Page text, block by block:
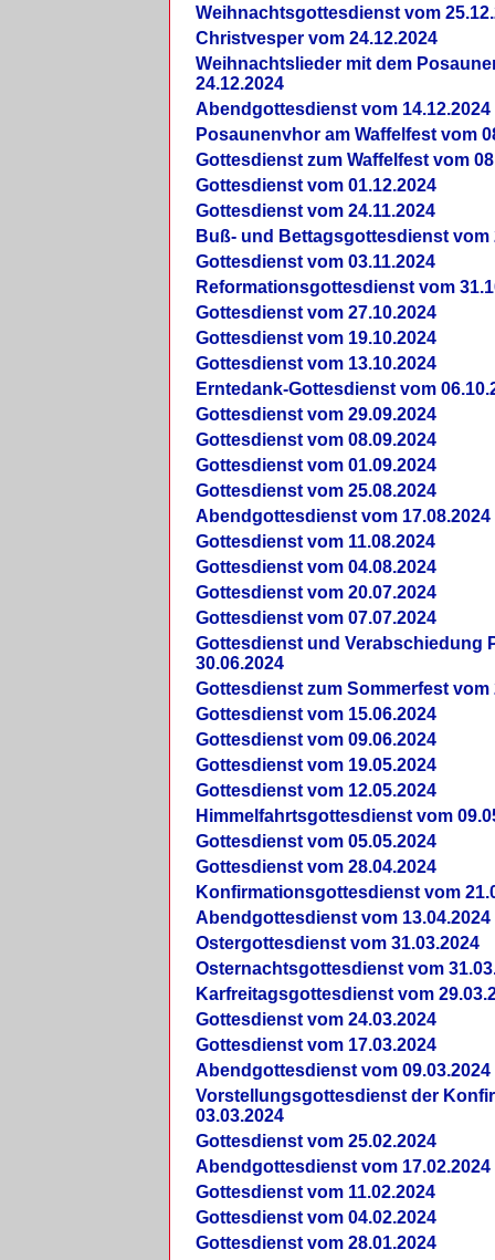
Weihnachtsgottesdienst vom
Christvesper vom 24.12.2024
Weihnachtslieder mit dem
24.12.2024
Abendgottesdienst vom 14.12.2024
Posaunenvhor am Waffelfest vom
Gottesdienst zum Waffelfest vom
Gottesdienst vom 01.12.2024
Gottesdienst vom 24.11.2024
Buß- und Bettagsgottesdienst vom
Gottesdienst vom 03.11.2024
Reformationsgottesdienst vom
Gottesdienst vom 27.10.2024
Gottesdienst vom 19.10.2024
Gottesdienst vom 13.10.2024
Erntedank-Gottesdienst vom
Gottesdienst vom 29.09.2024
Gottesdienst vom 08.09.2024
Gottesdienst vom 01.09.2024
Gottesdienst vom 25.08.2024
Abendgottesdienst vom 17.08.2024
Gottesdienst vom 11.08.2024
Gottesdienst vom 04.08.2024
Gottesdienst vom 20.07.2024
Gottesdienst vom 07.07.2024
Gottesdienst und Verabschiedung
30.06.2024
Gottesdienst zum Sommerfest vom
Gottesdienst vom 15.06.2024
Gottesdienst vom 09.06.2024
Gottesdienst vom 19.05.2024
Gottesdienst vom 12.05.2024
Himmelfahrtsgottesdienst vom
Gottesdienst vom 05.05.2024
Gottesdienst vom 28.04.2024
Konfirmationsgottesdienst vom
Abendgottesdienst vom 13.04.2024
Ostergottesdienst vom 31.03.2024
Osternachtsgottesdienst vom
Karfreitagsgottesdienst vom
Gottesdienst vom 24.03.2024
Gottesdienst vom 17.03.2024
Abendgottesdienst vom 09.03.2024
Vorstellungsgottesdienst der
03.03.2024
Gottesdienst vom 25.02.2024
Abendgottesdienst vom 17.02.2024
Gottesdienst vom 11.02.2024
Gottesdienst vom 04.02.2024
Gottesdienst vom 28.01.2024